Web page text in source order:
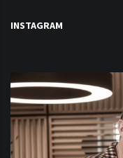
INSTAGRAM